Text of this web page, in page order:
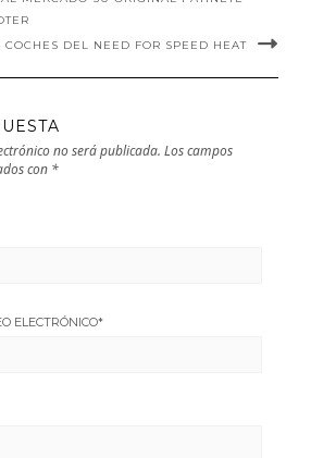
COCHES DEL NEED FOR SPEED HEAT
no será publicada. Los campos
con *
ELECTRÓNICO*